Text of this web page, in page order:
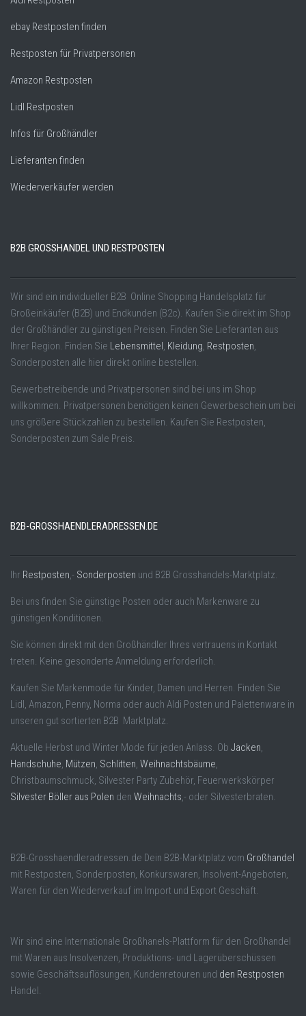
ebay Restposten finden
Restposten für Privatpersonen
Amazon Restposten
Lidl Restposten
Infos für Großhändler
Lieferanten finden
Wiederverkäufer werden
B2B GROSSHANDEL UND RESTPOSTEN
Wir sind ein individueller B2B Online Shopping Handelsplatz für
Großeinkäufer (B2B) und Endkunden (B2c). Kaufen Sie direkt im Shop
der Großhändler zu günstigen Preisen. Finden Sie Lieferanten aus
Ihrer Region. Finden Sie Lebensmittel Kleidung Restposten
Sonderposten alle hier direkt online bestellen.
Gewerbetreibende und Privatpersonen sind bei uns im Shop
willkommen. Privatpersonen benötigen keinen Gewerbeschein um bei
uns größere Stückzahlen zu bestellen. Kaufen Sie Restposten,
Sonderposten zum Sale Preis.
B2B-GROSSHAENDLERADRESSEN.DE
Ihr Restposten ,- Sonderposten und B2B Grosshandels-Marktplatz.
Bei uns finden Sie günstige Posten oder auch Markenware zu
günstigen Konditionen.
Sie können direkt mit den Großhändler Ihres vertrauens in Kontakt
treten. Keine gesonderte Anmeldung erforderlich.
Kaufen Sie Markenmode für Kinder, Damen und Herren. Finden Sie
Lidl, Amazon, Penny, Norma oder auch Aldi Posten und Palettenware in
unseren gut sortierten B2B Marktplatz.
Aktuelle Herbst und Winter Mode für jeden Anlass. Ob Jacken
Handschuhe Mützen Schlitten Weihnachtsbäume
Christbaumschmuck, Silvester Party Zubehör, Feuerwerkskörper
Silvester Böller aus Polen den Weihnachts ,- oder Silvesterbraten.
B2B-Grosshaendleradressen.de Dein B2B-Marktplatz vom Großhandel
mit Restposten, Sonderposten, Konkurswaren, Insolvent-Angeboten,
Waren für den Wiederverkauf im Import und Export Geschäft.
Wir sind eine Internationale Großhanels-Plattform für den Großhandel
mit Waren aus Insolvenzen, Produktions- und Lagerüberschüssen
sowie Geschäftsauflösungen, Kundenretouren und den Restposten
Handel.